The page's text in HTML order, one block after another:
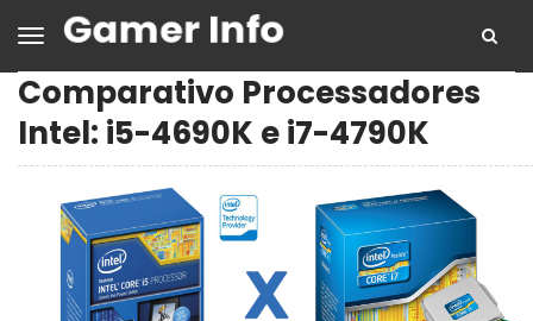
Comparativo Processadores
Intel: i5-4690K e i7-4790K